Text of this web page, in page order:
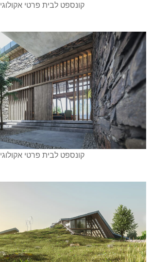
קונספט לבית פרטי אקולוגי
קונספט לבית פרטי אקולוגי